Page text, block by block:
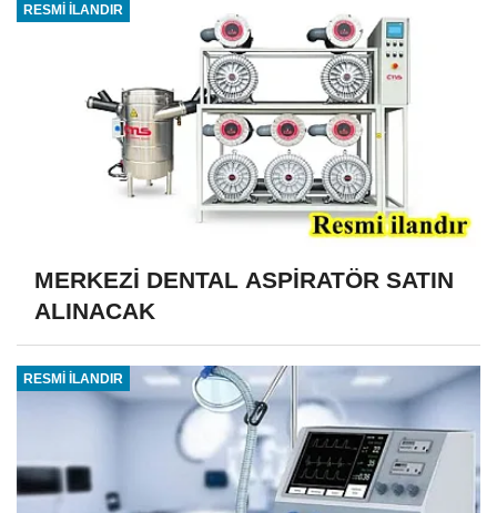
RESMİ İLANDIR
MERKEZİ DENTAL ASPİRATÖR SATIN
ALINACAK
RESMİ İLANDIR